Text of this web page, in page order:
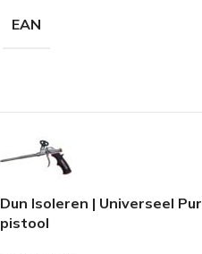
EAN
Dun Isoleren | Universeel Pur
pistool